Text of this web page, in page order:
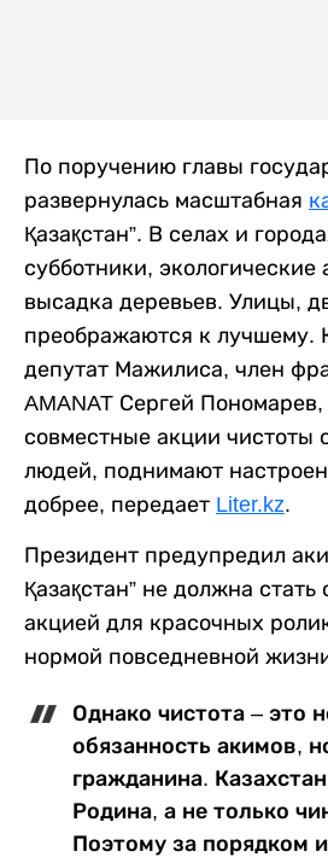
По поручению главы
развернулась масштабная
Қазақстан”. В селах и
субботники,
высадка деревьев. Улицы,
преображаются к лучшему.
депутат Мажилиса, член
AMANAT Сергей
совместные акции чистоты
людей, поднимают
добрее, передает Liter.kz.
Президент предупредил
Қазақстан” не должна стать
акцией для красочных
нормой повседневной
Однако чистота – это
обязанность акимов,
гражданина.
Родина, а не только
Поэтому за порядком